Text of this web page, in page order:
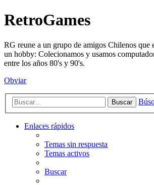
RetroGames
RG reune a un grupo de amigos Chilenos que
un hobby: Colecionamos y usamos
entre los años 80's y 90's.
Obviar
Buscar
Enlaces rápidos
Temas sin respuesta
Temas activos
Buscar